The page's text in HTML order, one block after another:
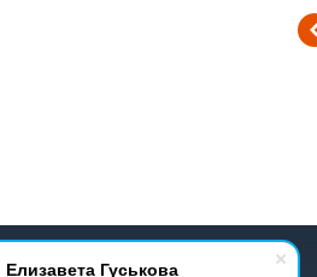
Елизавета Гуськова
© 2001-2026 Все права защищены.